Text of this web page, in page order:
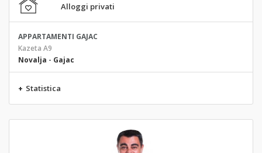
Alloggi privati
APPARTAMENTI GAJAC
Kazeta A9
Novalja - Gajac
+ Statistica